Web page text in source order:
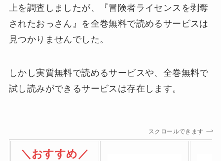
上を調査しましたが、
『冒険者ライセンスを剥奪
されたおっさん』を全巻無料で読めるサービスは
見つかりませんでした。
しかし実質無料で読めるサービスや、全巻無料で
試し読みができるサービスは存在します。
スクロールできます
＼おすすめ／